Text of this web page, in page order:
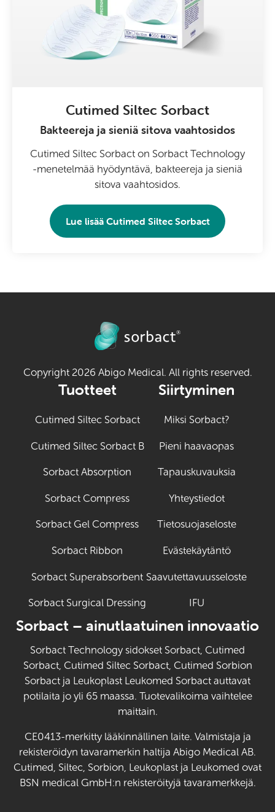
Cutimed Siltec Sorbact
Bakteereja ja sieniä sitova vaahtosidos
Cutimed Siltec Sorbact on Sorbact Technology
-menetelmää hyödyntävä, bakteereja ja sieniä
sitova vaahtosidos.
Lue lisää Cutimed Siltec Sorbact
Copyright 2026 Abigo Medical. All rights reserved.
Tuotteet
Cutimed Siltec Sorbact
Cutimed Siltec Sorbact B
Sorbact Absorption
Sorbact Compress
Sorbact Gel Compress
Sorbact Ribbon
Sorbact Superabsorbent
Sorbact Surgical Dressing
Siirtyminen
Miksi Sorbact?
Pieni haavaopas
Tapauskuvauksia
Yhteystiedot
Tietosuojaseloste
Evästekäytäntö
Saavutettavuusseloste
IFU
Sorbact – ainutlaatuinen innovaatio
Sorbact Technology sidokset Sorbact, Cutimed
Sorbact, Cutimed Siltec Sorbact, Cutimed Sorbion
Sorbact ja Leukoplast Leukomed Sorbact auttavat
potilaita jo yli 65 maassa. Tuotevalikoima vaihtelee
maittain.
CE0413-merkitty lääkinnällinen laite. Valmistaja ja
rekisteröidyn tavaramerkin haltija Abigo Medical AB.
Cutimed, Siltec, Sorbion, Leukoplast ja Leukomed ovat
BSN medical GmbH:n rekisteröityjä tavaramerkkejä.